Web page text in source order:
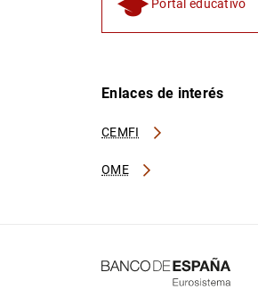
Portal educativo
Enlaces de interés
CEMFI
OME